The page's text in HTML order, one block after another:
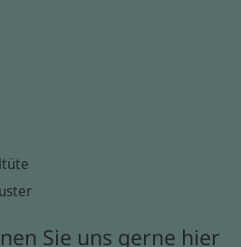
Sie uns gerne hier